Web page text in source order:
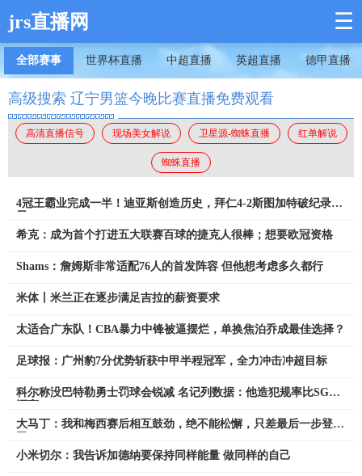
jrs直播网 ☰
全部赛事 世界杯直播 中超直播 英超直播 德甲直播
高级搜索 辽宁男篮今晚比赛直播免费观看
高清直播信号 现场美女解说 卫星源-蜘蛛直播 红单解说
蜘蛛直播
4冠王霸业完成一半！迪亚斯创造历史，拜仁4-2斯图加特破纪录卫
希克：成为首个打进五大联赛百球的捷克人很棒；想要欧冠资格
Shams：詹姆斯非常适配76人的首发阵容 但他想考虑多久都行
米体丨米兰正在逐步满足吉拉的薪资要求
太适合广东队！CBA暴力中锋被逼摆烂，单换焦泊乔成最佳选择？
足球报：广州豹7分优势斩获中甲半程冠军，全力冲击冲超目标
科尔称没巴特勒勇士罚球会锐减 名记列数据：他造犯规率比SGA
大马丁：我和梅西赛后相互鼓劲，绝不能松懈，只差最后一步登顶
小米切尔：我告诉加德纳要保持同样能量 做同样的自己